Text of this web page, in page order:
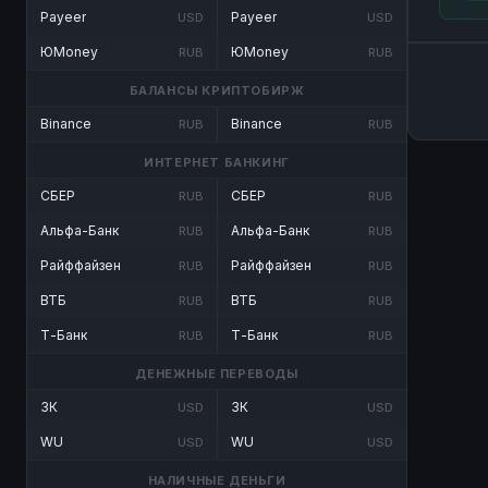
Payeer USD
ЮMoney RUB
Payeer USD
ЮMoney RUB
БАЛАНСЫ КРИПТОБИРЖ
Binance RUB Binance RUB
ИНТЕРНЕТ БАНКИНГ
СБЕР RUB
Альфа-Банк RUB
Райффайзен RUB
ВТБ RUB
Т-Банк RUB
СБЕР RUB
Альфа-Банк RUB
Райффайзен RUB
ВТБ RUB
Т-Банк RUB
ДЕНЕЖНЫЕ ПЕРЕВОДЫ
ЗК USD
WU USD
ЗК USD
WU USD
НАЛИЧНЫЕ ДЕНЬГИ